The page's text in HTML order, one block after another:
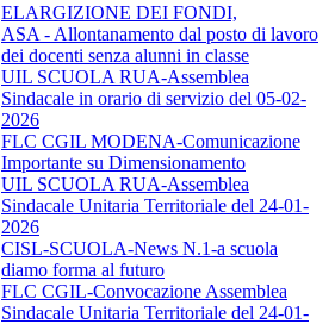
ELARGIZIONE DEI FONDI,
ASA - Allontanamento dal posto di lavoro
dei docenti senza alunni in classe
UIL SCUOLA RUA-Assemblea
Sindacale in orario di servizio del 05-02-
2026
FLC CGIL MODENA-Comunicazione
Importante su Dimensionamento
UIL SCUOLA RUA-Assemblea
Sindacale Unitaria Territoriale del 24-01-
2026
CISL-SCUOLA-News N.1-a scuola
diamo forma al futuro
FLC CGIL-Convocazione Assemblea
Sindacale Unitaria Territoriale del 24-01-